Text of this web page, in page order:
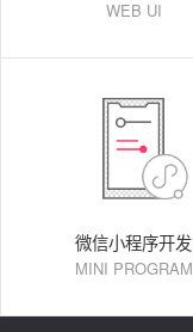
WEB UI
微信小程序开发
MINI PROGRAM